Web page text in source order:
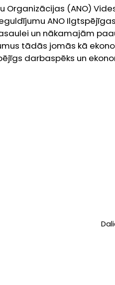
Organizācijas (ANO)
ANO
un nākamajām
tādās jomās kā
darbaspēks un